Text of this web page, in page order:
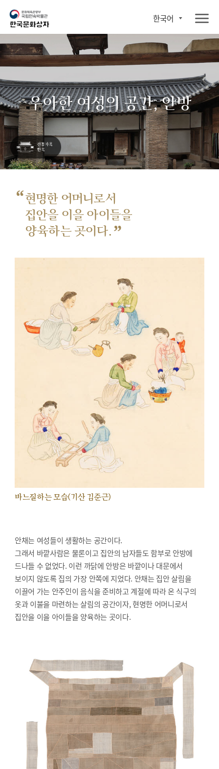
한국어
우아한 여성의 공간, 안방
“현명한 어머니로서
집안을 이을 아이들을
양육하는 곳이다. ”
바느질하는 모습(기산 김준근)
안채는 여성들이 생활하는 공간이다.
그래서 바깥사람은 물론이고 집안의 남자들도 함부로 안방에
드나들 수 없었다. 이런 까닭에 안방은 바깥이나 대문에서
보이지 않도록 집의 가장 안쪽에 지었다. 안채는 집안 살림을
이끌어 가는 안주인이 음식을 준비하고 계절에 따라 온 식구의
옷과 이불을 마련하는 살림의 공간이자, 현명한 어머니로서
집안을 이을 아이들을 양육하는 곳이다.